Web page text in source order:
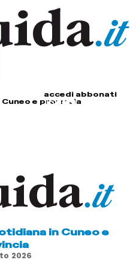
accedi abbonati
e provincia
in Cuneo e
2026